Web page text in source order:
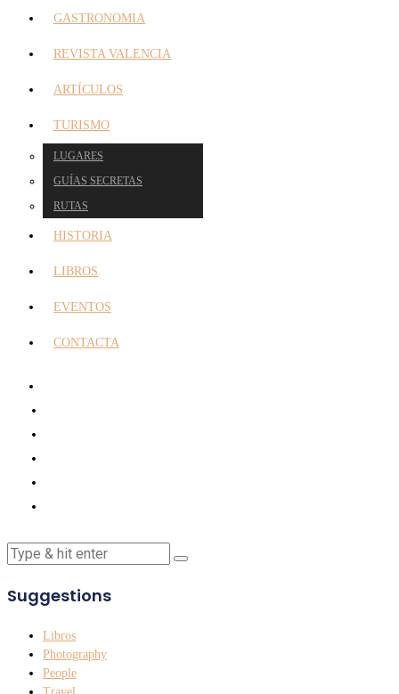
GASTRONOMIA
REVISTA VALENCIA
ARTÍCULOS
TURISMO
LUGARES
GUÍAS SECRETAS
RUTAS
HISTORIA
LIBROS
EVENTOS
CONTACTA
Suggestions
Libros
Photography
People